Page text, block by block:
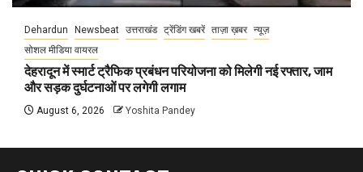
Dehardun Newsbeat उत्तराखंड ट्रेंडिंग खबरें ताज़ा ख़बर न्यूज़
सोशल मीडिया वायरल
देहरादून में स्मार्ट ट्रैफिक प्रबंधन परियोजना को मिलेगी नई रफ्तार, जाम
और सड़क दुर्घटनाओं पर लगेगी लगाम
August 6, 2026 Yoshita Pandey